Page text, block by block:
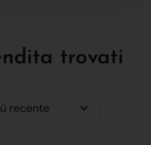
trovati
recente